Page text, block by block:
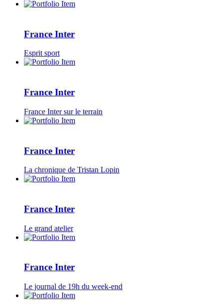
France Inter
Esprit sport
France Inter
France Inter sur le terrain
France Inter
La chronique de Tristan Lopin
France Inter
Le grand atelier
France Inter
Le journal de 19h du week-end